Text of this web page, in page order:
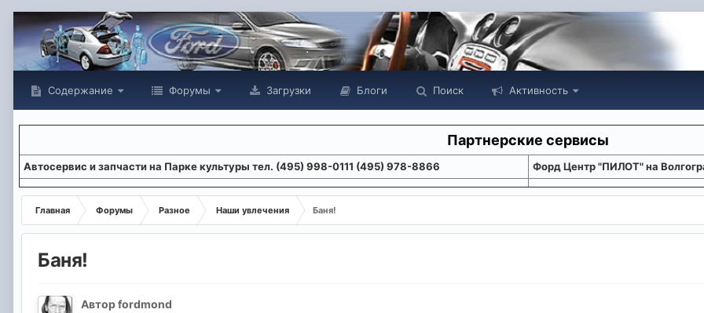
Содержание Форумы Загрузки Блоги Поиск Активность
Партнерские сервисы
Aвтосервис и запчасти на Парке культуры тел. (495) 998-0111 (495) 978-8866 Форд Центр "ПИЛОТ" на
Главная Форумы Разное Наши увлечения Баня!
Баня!
Авторfordmond